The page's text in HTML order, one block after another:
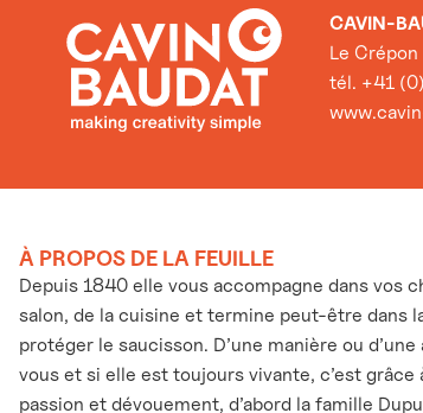
CAVIN-
Le Crépon
tél. +41
À PROPOS DE LA FEUILLE
Depuis 1840 elle vous accompagne dans vos
salon, de la cuisine et termine peut-être dans
protéger le saucisson. D’une manière ou
vous et si elle est toujours vivante, c’est grâce
passion et dévouement, d’abord la famille